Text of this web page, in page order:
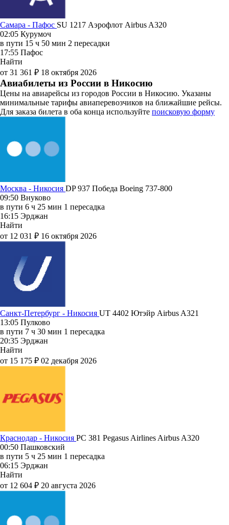
Самара - Пафос SU 1217 Аэрофлот Airbus A320
02:05 Курумоч
в пути 15 ч 50 мин 2 пересадки
17:55 Пафос
Найти
от 31 361 ₽ 18 октября 2026
Авиабилеты из России в Никосию
Цены на авиарейсы из городов России в Никосию. Указаны
минимальные тарифы авиаперевозчиков на ближайшие рейсы.
Для заказа билета в оба конца используйте поисковую форму
Москва - Никосия DP 937 Победа Boeing 737-800
09:50 Внуково
в пути 6 ч 25 мин 1 пересадка
16:15 Эрджан
Найти
от 12 031 ₽ 16 октября 2026
Санкт-Петербург - Никосия UT 4402 Ютэйр Airbus A321
13:05 Пулково
в пути 7 ч 30 мин 1 пересадка
20:35 Эрджан
Найти
от 15 175 ₽ 02 декабря 2026
Краснодар - Никосия PC 381 Pegasus Airlines Airbus A320
00:50 Пашковский
в пути 5 ч 25 мин 1 пересадка
06:15 Эрджан
Найти
от 12 604 ₽ 20 августа 2026